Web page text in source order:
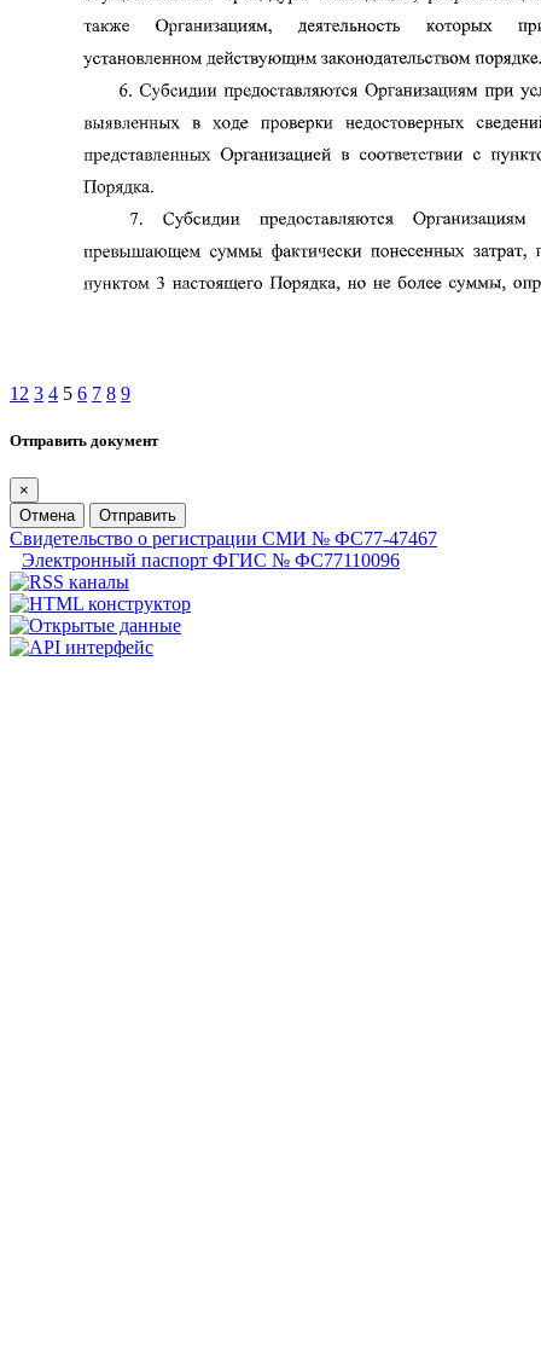
1 2 3 4 5 6 7 8 9
Отправить документ
×
Отмена
Отправить
Свидетельство о регистрации СМИ № ФС77-47467
Электронный паспорт ФГИС № ФС77110096